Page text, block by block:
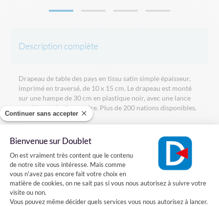
Continuer sans accepter
Bienvenue sur Doublet
Plateforme de Gestion du
On est vraiment très content que le contenu
de notre site vous intéresse. Mais comme
vous n'avez pas encore fait votre choix en
matière de cookies, on ne sait pas si vous nous autorisez à suivre votre
visite ou non.
Vous pouvez même décider quels services vous nous autorisez à lancer.
Description complète
Drapeau de table des pays en tissu satin simple épaisseur,
imprimé en traversé, de 10 x 15 cm. Le drapeau est monté
sur une hampe de 30 cm en plastique noir, avec une lance
moulée en plastique noire. Plus de 200 nations disponibles.
uniquement vendu en option.
Dimensions :
Drapeau : 10 x 15 cm
Hauteur hampe : 30 cm
Diamètre hampe : 5 mm